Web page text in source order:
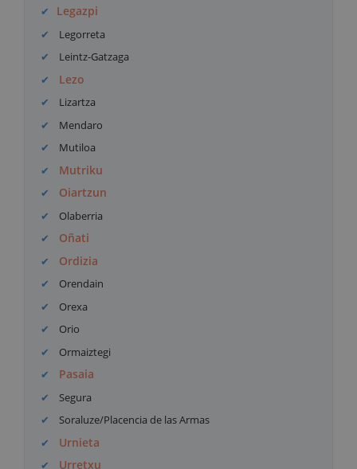
Legazpi
Legorreta
Leintz-Gatzaga
Lezo
Lizartza
Mendaro
Mutiloa
Mutriku
Oiartzun
Olaberria
Oñati
Ordizia
Orendain
Orexa
Orio
Ormaiztegi
Pasaia
Segura
Soraluze/Placencia de las Armas
Urnieta
Urretxu